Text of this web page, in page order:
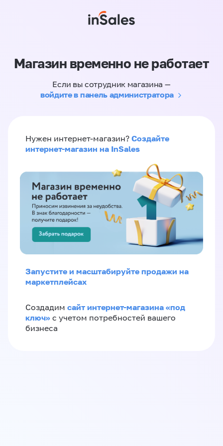
Магазин временно не работает
Если вы сотрудник магазина —
войдите в панель администратора
Нужен интернет-магазин? Создайте
интернет-магазин на InSales
Запустите и масштабируйте продажи на
маркетплейсах
Создадим сайт интернет-магазина «под
ключ» с учетом потребностей вашего
бизнеса